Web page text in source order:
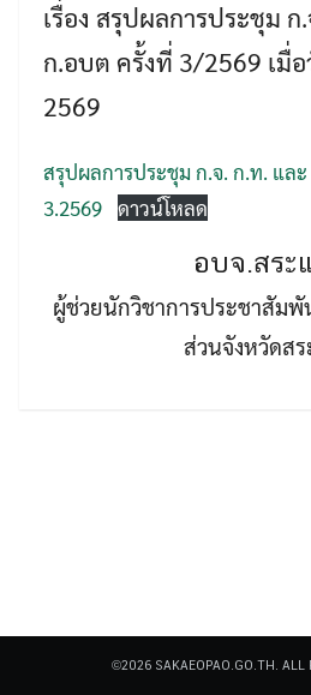
เรื่อง สรุปผลการประชุม ก
ก.อบต ครั้งที่ 3/2569 เมื่
2569
สรุปผลการประชุม ก.จ. ก.ท. แล
3.2569 ดาวน์โหลด
อบจ.สระ
ผู้ช่วยนักวิชาการประชาสัมพั
ส่วนจังหวัดส
©2026 SAKAEOPAO.GO.TH. ALL